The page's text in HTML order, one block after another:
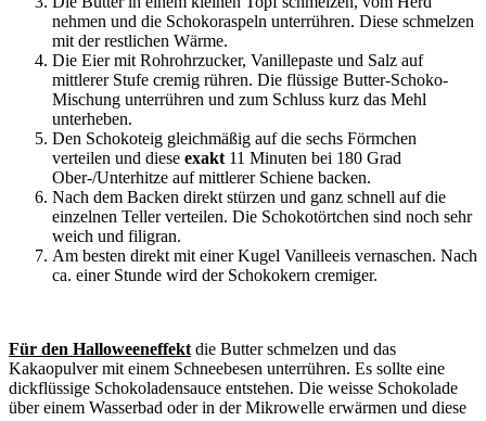
nehmen und die Schokoraspeln unterrühren. Diese schmelzen
mit der restlichen Wärme.
Die Eier mit Rohrohrzucker, Vanillepaste und Salz auf
mittlerer Stufe cremig rühren. Die flüssige Butter-Schoko-
Mischung unterrühren und zum Schluss kurz das Mehl
unterheben.
Den Schokoteig gleichmäßig auf die sechs Förmchen
verteilen und diese exakt 11 Minuten bei 180 Grad
Ober-/Unterhitze auf mittlerer Schiene backen.
Nach dem Backen direkt stürzen und ganz schnell auf die
einzelnen Teller verteilen. Die Schokotörtchen sind noch sehr
weich und filigran.
Am besten direkt mit einer Kugel Vanilleeis vernaschen. Nach
ca. einer Stunde wird der Schokokern cremiger.
Für den Halloweeneffekt die Butter schmelzen und das
Kakaopulver mit einem Schneebesen unterrühren. Es sollte eine
dickflüssige Schokoladensauce entstehen. Die weisse Schokolade
über einem Wasserbad oder in der Mikrowelle erwärmen und diese